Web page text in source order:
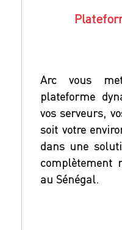
Arc vous
plateforme
vos serveurs,
soit votre
dans une
complètement
au Sénégal.